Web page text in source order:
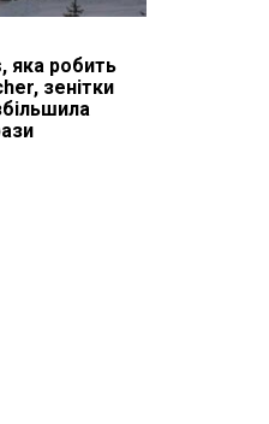
яка робить
зенітки